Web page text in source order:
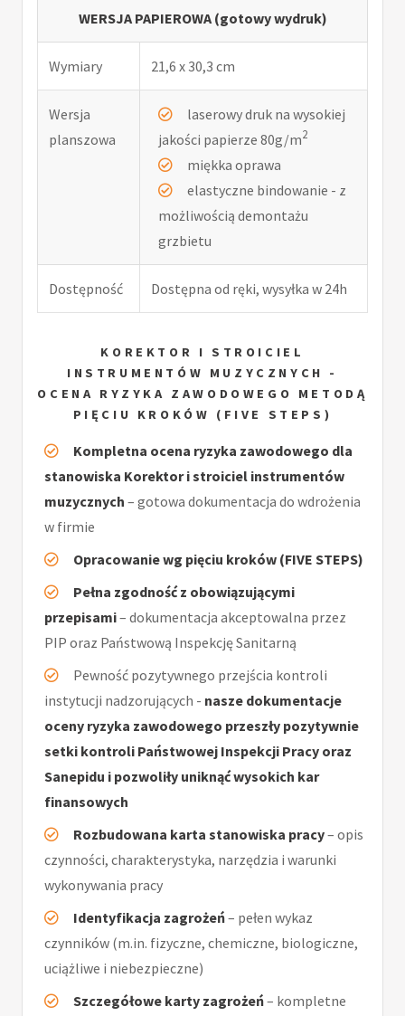
WERSJA PAPIEROWA (gotowy wydruk)
Wymiary 21,6 x 30,3 cm
Wersja
planszowa
laserowy druk na wysokiej
jakości papierze 80g/m2
miękka oprawa
elastyczne bindowanie - z
możliwością demontażu
grzbietu
Dostępność Dostępna od ręki, wysyłka w 24h
KOREKTOR I STROICIEL
INSTRUMENTÓW MUZYCZNYCH -
OCENA RYZYKA ZAWODOWEGO METODĄ
PIĘCIU KROKÓW (FIVE STEPS)
Kompletna ocena ryzyka zawodowego dla
stanowiska Korektor i stroiciel instrumentów
muzycznych – gotowa dokumentacja do wdrożenia
w firmie
Opracowanie wg pięciu kroków (FIVE STEPS)
Pełna zgodność z obowiązującymi
przepisami– dokumentacja akceptowalna przez
PIP oraz Państwową Inspekcję Sanitarną
Pewność pozytywnego przejścia kontroli
instytucji nadzorujących - nasze dokumentacje
oceny ryzyka zawodowego przeszły pozytywnie
setki kontroli Państwowej Inspekcji Pracy oraz
Sanepidu i pozwoliły uniknąć wysokich kar
finansowych
Rozbudowana karta stanowiska pracy– opis
czynności, charakterystyka, narzędzia i warunki
wykonywania pracy
Identyfikacja zagrożeń– pełen wykaz
czynników (m.in. fizyczne, chemiczne, biologiczne,
uciążliwe i niebezpieczne)
Szczegółowe karty zagrożeń– kompletne